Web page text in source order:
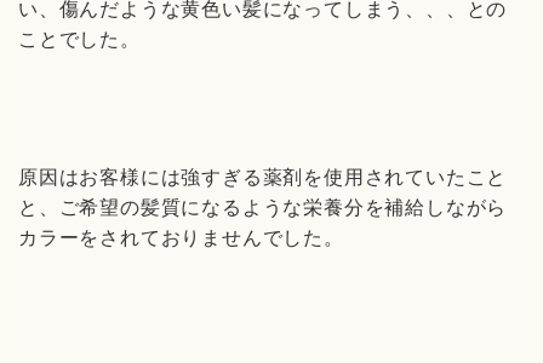
い、傷んだような黄色い髪になってしまう、、、との
ことでした。
原因はお客様には強すぎる薬剤を使用されていたこと
と、ご希望の髪質になるような栄養分を補給しながら
カラーをされておりませんでした。